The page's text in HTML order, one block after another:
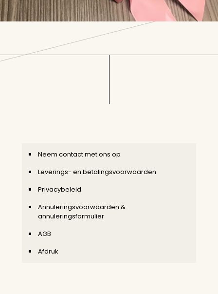
Neem contact met ons op
Leverings- en betalingsvoorwaarden
Privacybeleid
Annuleringsvoorwaarden &
annuleringsformulier
AGB
Afdruk